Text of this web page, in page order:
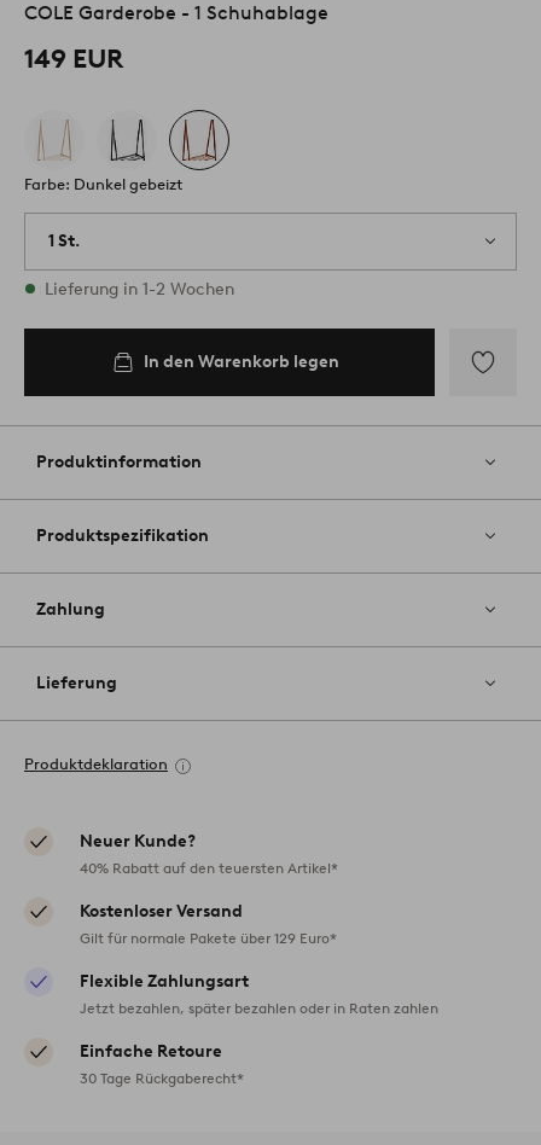
COLE Garderobe - 1 Schuhablage
149 EUR
Farbe: Dunkel gebeizt
1 St.
Vorrätig
Lieferung in 1-2 Wochen
In den Warenkorb legen
Favoriten
Produktinformation
Produktspezifikation
Zahlung
Lieferung
Produktdeklaration
Neuer Kunde?
40% Rabatt auf den teuersten Artikel*
Kostenloser Versand
Gilt für normale Pakete über 129 Euro*
Flexible Zahlungsart
Jetzt bezahlen, später bezahlen oder in Raten zahlen
Einfache Retoure
30 Tage Rückgaberecht*